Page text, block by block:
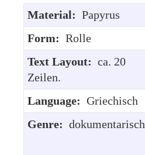
Material: Papyrus
Form: Rolle
Text Layout: ca. 20
Zeilen.
Language: Griechisch
Genre: dokumentarisch